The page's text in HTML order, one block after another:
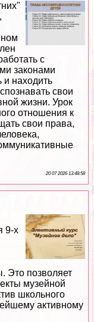
с
законами
и находить
свои
жизни. Урок
отношения к
свои права,
20 07 2026 13:48:58
9-х
Это позволяет
музейной
школьного
активному